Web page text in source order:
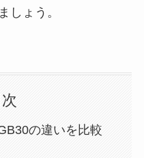
しょう。
の違いを比較